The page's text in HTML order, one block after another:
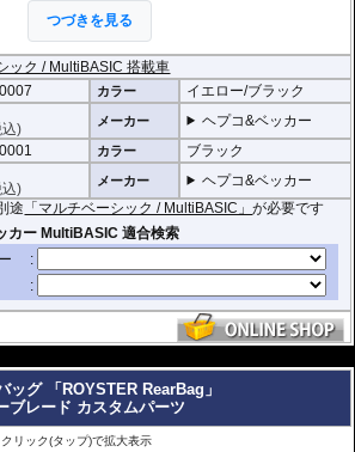
ャリアと、各キャリアに対応したMultiBasicアダプ
アバッグとしての使用も可能。
を使用すればシートバッグとしても使用できます。
、いずれもMultiBasicロックシステムによって簡単
出するエッジの効いたデザイン。サイドソフトバッ
一されたデザインとなります。
ら型くずれを起こしにくく、また高いホールド性能
てご利用いただけます (メーカー推奨最大速度 : 13
するものではありません)
ライアングルデザインは安全性を高めるリフレクタ
ッグの車体へのロックなど様々なセキュリティオプ
x 26 x 30 cm
つづきを見る
ック / MultiBASIC 搭載車
カラー イエロー/ブラック
込) メーカー ヘプコ&ベッカー
カラー ブラック
込) メーカー ヘプコ&ベッカー
途 「マルチベーシック / MultiBASIC」が必要です
ッグ 「ROYSTER RearBag」
ブレード カスタムパーツ
リック(タップ)で拡大表示